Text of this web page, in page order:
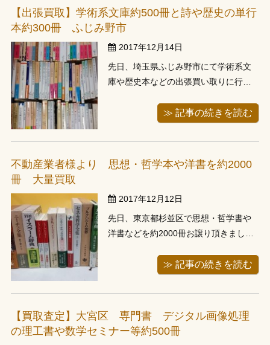
並んでいたバンドスコアを査定させて
頂きました。ご遺族様はおタバコを吸
われていた...
【出張買取】学術系文庫約500冊と詩や歴史の単行
本約300冊 ふじみ野市
2017年12月14日
先日、埼玉県ふじみ野市にて学術系文
庫や歴史本などの出張買い取りに行っ
頂きました。1件目のお客様が予想より
ぐに向かうにも到着時間が早くなり過
ぎそうだったところにタイミング良く
お電話頂きました。お客様もしばらく
≫ 記事の続きを読む
不動産業者様より 思想・哲学本や洋書を約2000
冊 大量買取
2017年12月12日
先日、東京都杉並区で思想・哲学書や
洋書などを約2000冊お譲り頂きまし
ておりましたので、一人で伺いまし
挨拶し、本を拝見させて頂きますと、
本が大量に平積みしてあり、段ボール
4,5箱どころではなく驚きました。早
速...
≫ 記事の続きを読む
【買取査定】大宮区 専門書 デジタル画像処理
の理工書や数学セミナー等約500冊